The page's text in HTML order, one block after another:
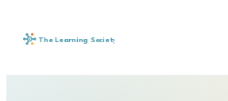
The Learning Society